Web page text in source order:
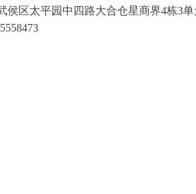
区太平园中四路大合仓星商界4栋3